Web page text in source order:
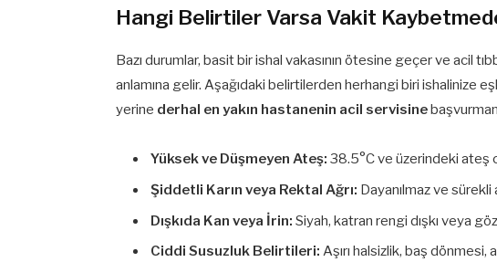
Hangi Belirtiler Varsa Vakit
Bazı durumlar, basit bir ishal vakasının ötesine geçer ve acil
anlamına gelir. Aşağıdaki belirtilerden herhangi biri ishalinize
yerine derhal en yakın hastanenin acil servisine
Yüksek ve Düşmeyen Ateş: 38.5°C ve üzerindeki ateş
Şiddetli Karın veya Rektal Ağrı: Dayanılmaz ve sürekli
Dışkıda Kan veya İrin: Siyah, katran rengi dışkı veya
Ciddi Susuzluk Belirtileri: Aşırı halsizlik, baş dönmesi,